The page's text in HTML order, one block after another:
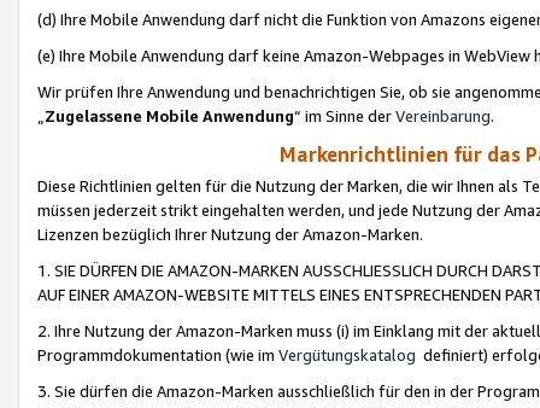
(d) Ihre Mobile Anwendung darf nicht die Funktion von Amazons
(e) Ihre Mobile Anwendung darf keine Amazon-Webpages in WebView
Wir prüfen Ihre Anwendung und benachrichtigen Sie, ob sie
„Zugelassene Mobile Anwendung“ im Sinne derVereinbarung.
Markenrichtlinien für das
Diese Richtlinien gelten für die Nutzung der Marken, die wir Ihnen als
müssen jederzeit strikt eingehalten werden, und jede Nutzung der
Lizenzen bezüglich Ihrer Nutzung der Amazon-Marken.
1. SIE DÜRFEN DIE AMAZON-MARKEN AUSSCHLIESSLICH DURCH
AUF EINER AMAZON-WEBSITE MITTELS EINES ENTSPRECHENDEN
2. Ihre Nutzung der Amazon-Marken muss (i) im Einklang mit der
Programmdokumentation (wie im Vergütungskatalog definiert)
3. Sie dürfen die Amazon-Marken ausschließlich für den in der